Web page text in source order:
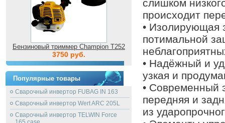
Бензиновый триммер Champion T252
3750 руб.
Популярные товары
Сварочный инвертор FUBAG IN 163
Сварочный инвертор Wert ARC 205L
Сварочный инвертор TELWIN Force
слишком
происходит
• Изолирующая
потимальной
• Надёжный и
узкая и
• Современный
передняя и
из